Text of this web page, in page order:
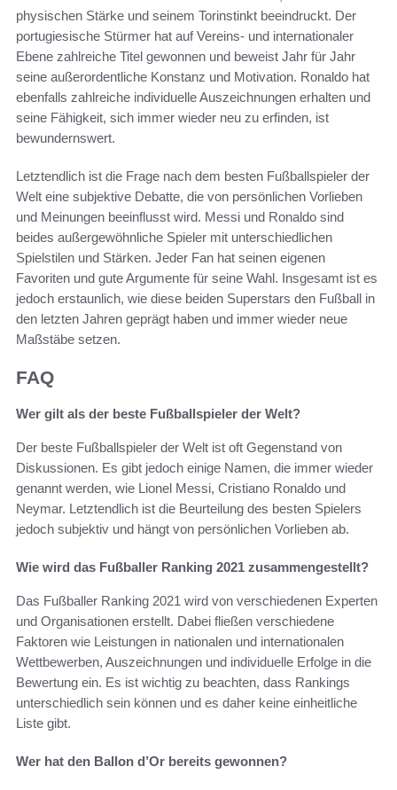
physischen Stärke und seinem Torinstinkt beeindruckt. Der
portugiesische Stürmer hat auf Vereins- und internationaler
Ebene zahlreiche Titel gewonnen und beweist Jahr für Jahr
seine außerordentliche Konstanz und Motivation. Ronaldo hat
ebenfalls zahlreiche individuelle Auszeichnungen erhalten und
seine Fähigkeit, sich immer wieder neu zu erfinden, ist
bewundernswert.
Letztendlich ist die Frage nach dem besten Fußballspieler der
Welt eine subjektive Debatte, die von persönlichen Vorlieben
und Meinungen beeinflusst wird. Messi und Ronaldo sind
beides außergewöhnliche Spieler mit unterschiedlichen
Spielstilen und Stärken. Jeder Fan hat seinen eigenen
Favoriten und gute Argumente für seine Wahl. Insgesamt ist es
jedoch erstaunlich, wie diese beiden Superstars den Fußball in
den letzten Jahren geprägt haben und immer wieder neue
Maßstäbe setzen.
FAQ
Wer gilt als der beste Fußballspieler der Welt?
Der beste Fußballspieler der Welt ist oft Gegenstand von
Diskussionen. Es gibt jedoch einige Namen, die immer wieder
genannt werden, wie Lionel Messi, Cristiano Ronaldo und
Neymar. Letztendlich ist die Beurteilung des besten Spielers
jedoch subjektiv und hängt von persönlichen Vorlieben ab.
Wie wird das Fußballer Ranking 2021 zusammengestellt?
Das Fußballer Ranking 2021 wird von verschiedenen Experten
und Organisationen erstellt. Dabei fließen verschiedene
Faktoren wie Leistungen in nationalen und internationalen
Wettbewerben, Auszeichnungen und individuelle Erfolge in die
Bewertung ein. Es ist wichtig zu beachten, dass Rankings
unterschiedlich sein können und es daher keine einheitliche
Liste gibt.
Wer hat den Ballon d’Or bereits gewonnen?